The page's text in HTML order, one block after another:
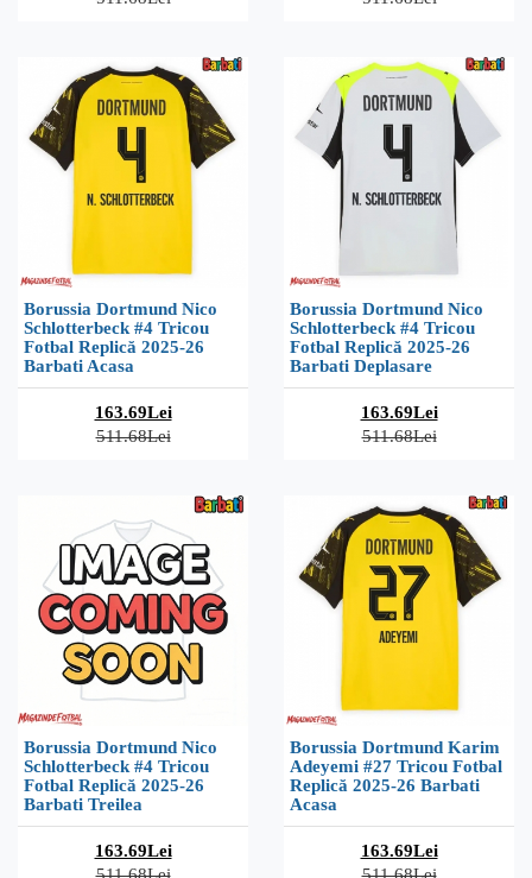
Borussia Dortmund Nico
Schlotterbeck #4 Tricou
Fotbal Replică 2025-26
Barbati Acasa
163.69Lei
511.68Lei
Borussia Dortmund Nico
Schlotterbeck #4 Tricou
Fotbal Replică 2025-26
Barbati Deplasare
163.69Lei
511.68Lei
Borussia Dortmund Nico
Schlotterbeck #4 Tricou
Fotbal Replică 2025-26
Barbati Treilea
163.69Lei
Borussia Dortmund Karim
Adeyemi #27 Tricou Fotbal
Replică 2025-26 Barbati
Acasa
163.69Lei